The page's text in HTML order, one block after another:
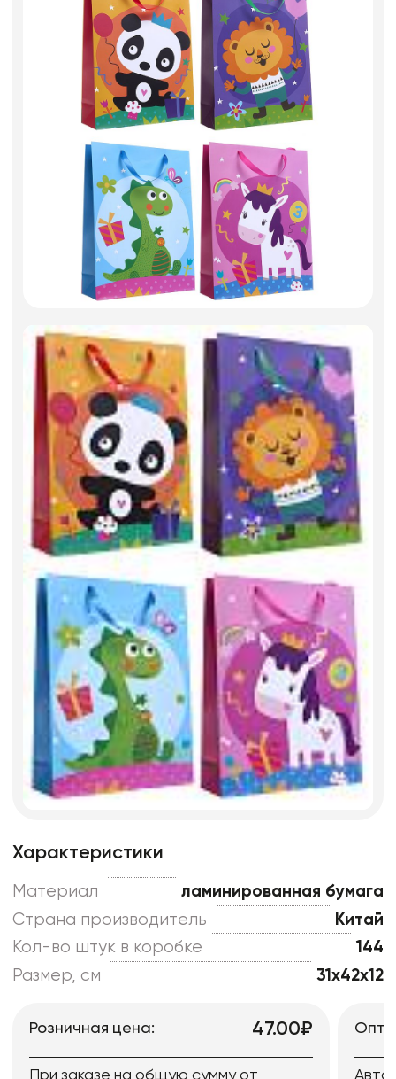
Игрушки мягкие
Изделия из металла
Характеристики
Материал
ламинированная бумага
Страна производитель
Китай
Кол-во штук в коробке
144
Размер, см
31x42x12
Розничная цена: 47.00₽
При заказе на общую сумму от